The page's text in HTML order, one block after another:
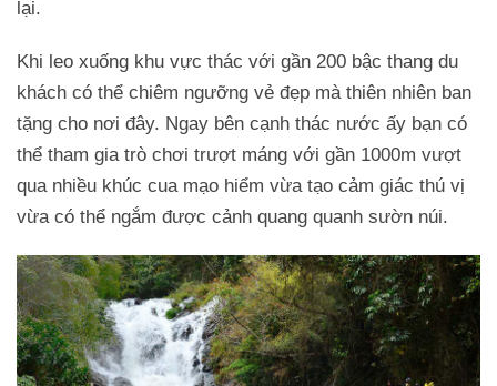
lại.
Khi leo xuống khu vực thác với gần 200 bậc thang du
khách có thể chiêm ngưỡng vẻ đẹp mà thiên nhiên ban
tặng cho nơi đây. Ngay bên cạnh thác nước ấy bạn có
thể tham gia trò chơi trượt máng với gần 1000m vượt
qua nhiều khúc cua mạo hiểm vừa tạo cảm giác thú vị
vừa có thể ngắm được cảnh quang quanh sườn núi.